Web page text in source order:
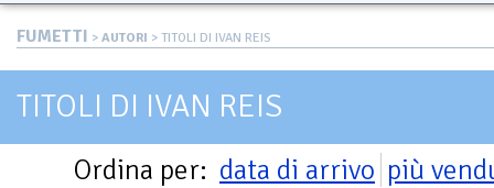
FUMETTI > AUTORI > TITOLI DI IVAN REIS
TITOLI DI IVAN REIS
Ordina per: data di arrivo più